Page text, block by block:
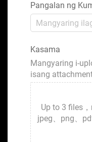
Pangalan ng
Kasama
Mangyaring i-
isang
Up to 3 files
jpeg、png、